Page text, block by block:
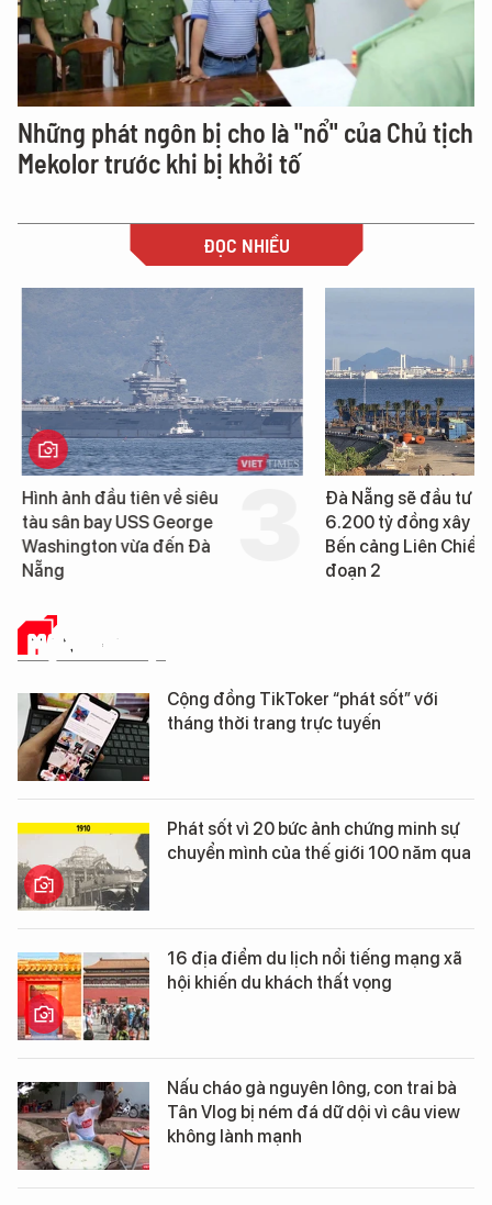
Những phát ngôn bị cho là "nổ" của Chủ tịch
Mekolor trước khi bị khởi tố
ĐỌC NHIỀU
Hình ảnh đầu tiên về siêu
tàu sân bay USS George
Washington vừa đến Đà
Nẵng
Đà Nẵng sẽ đầu tư
6.200 tỷ đồng xây
Bến cảng Liên Chiểu
đoạn 2
MẠNG XÃ HỘI
Cộng đồng TikToker “phát sốt” với
tháng thời trang trực tuyến
Phát sốt vì 20 bức ảnh chứng minh sự
chuyển mình của thế giới 100 năm qua
16 địa điểm du lịch nổi tiếng mạng xã
hội khiến du khách thất vọng
Nấu cháo gà nguyên lông, con trai bà
Tân Vlog bị ném đá dữ dội vì câu view
không lành mạnh